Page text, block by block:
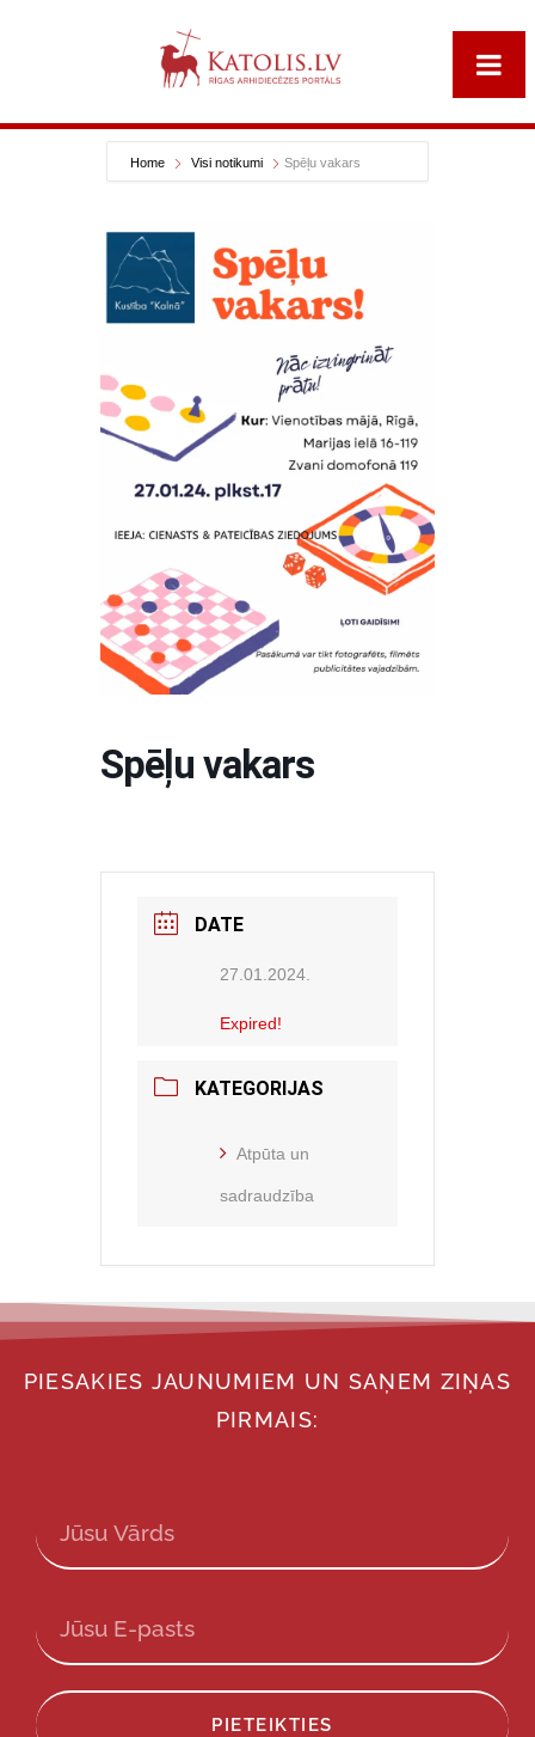
Home Visi notikumi Spēļu vakars
Spēļu vakars
DATE
27.01.2024.
Expired!
KATEGORIJAS
Atpūta un
sadraudzība
PIESAKIES JAUNUMIEM UN SAŅEM ZIŅAS
PIRMAIS:
PIETEIKTIES